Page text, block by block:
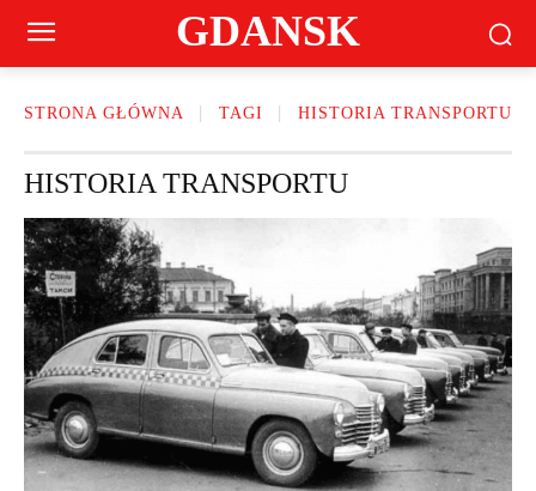
GDANSK
STRONA GŁÓWNA TAGI HISTORIA TRANSPORTU
HISTORIA TRANSPORTU